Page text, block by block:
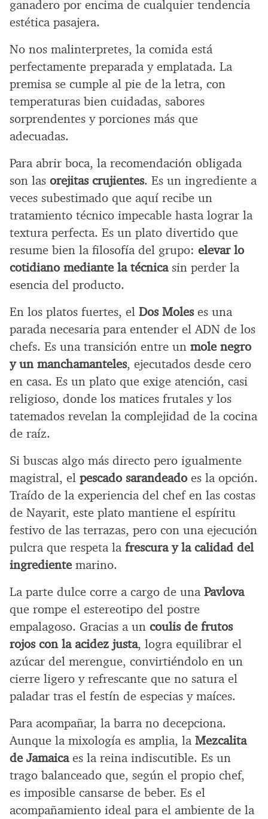
ganadero por encima de cualquier tendencia
estética pasajera.
No nos malinterpretes, la comida está
perfectamente preparada y emplatada. La
premisa se cumple al pie de la letra, con
temperaturas bien cuidadas, sabores
sorprendentes y porciones más que
adecuadas.
Para abrir boca, la recomendación obligada
son las orejitas crujientes. Es un ingrediente a
veces subestimado que aquí recibe un
tratamiento técnico impecable hasta lograr la
textura perfecta. Es un plato divertido que
resume bien la filosofía del grupo: elevar lo
cotidiano mediante la técnicasin perder la
esencia del producto.
En los platos fuertes, el Dos Moleses una
parada necesaria para entender el ADN de los
chefs. Es una transición entre un mole negro
y un manchamanteles, ejecutados desde cero
en casa. Es un plato que exige atención, casi
religioso, donde los matices frutales y los
tatemados revelan la complejidad de la cocina
de raíz.
Si buscas algo más directo pero igualmente
magistral, el pescado sarandeadoes la opción.
Traído de la experiencia del chef en las costas
de Nayarit, este plato mantiene el espíritu
festivo de las terrazas, pero con una ejecución
pulcra que respeta la frescura y la calidad del
ingrediente marino.
La parte dulce corre a cargo de una Pavlova
que rompe el estereotipo del postre
empalagoso. Gracias a un coulis de frutos
rojos con la acidez justa, logra equilibrar el
azúcar del merengue, convirtiéndolo en un
cierre ligero y refrescante que no satura el
paladar tras el festín de especias y maíces.
Para acompañar, la barra no decepciona.
Aunque la mixología es amplia, la Mezcalita
de Jamaicaes la reina indiscutible. Es un
trago balanceado que, según el propio chef,
es imposible cansarse de beber. Es el
acompañamiento ideal para el ambiente de la